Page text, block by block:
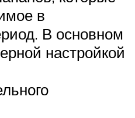
в
В основном
настройкой